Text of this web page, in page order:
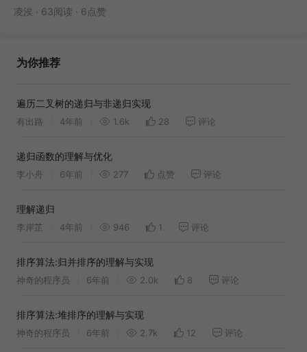
凌涘 · 63阅读 · 6点赞
为你推荐
遍历二叉树的递归与非递归实现
有出路 4年前 1.6k 28 评论
递归函数的理解与优化
李小舟 6年前 277 点赞 评论
理解递归
李岸芷 4年前 946 1 评论
排序算法:归并排序的理解与实现
神奇的程序员 6年前 2.0k 8 评论
排序算法:堆排序的理解与实现
神奇的程序员 6年前 2.7k 12 评论